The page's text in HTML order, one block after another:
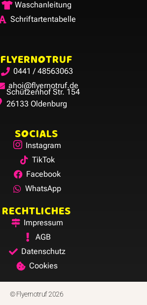
Waschanleitung
Schriftartentabelle
FLYERNOTRUF
0441 / 48563063
ahoi@flyernotruf.de
Schützenhof Str. 154
26133 Oldenburg
SOCIALS
Instagram
TikTok
Facebook
WhatsApp
RECHTLICHES
Impressum
AGB
Datenschutz
Cookies
© Flyernotruf 2026